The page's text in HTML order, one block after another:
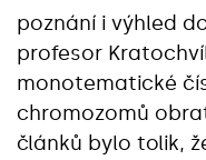
poznání i výhled
profesor
monotematické
chromozomů
článků bylo tolik,